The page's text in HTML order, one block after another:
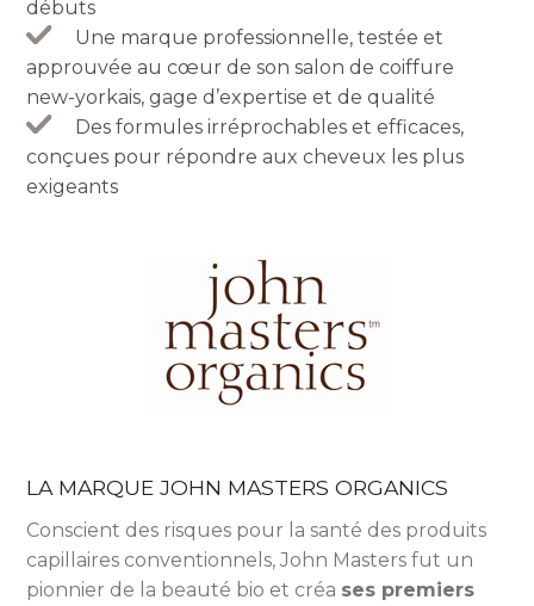
débuts
Une marque professionnelle, testée et
approuvée au cœur de son salon de coiffure
new-yorkais, gage d’expertise et de qualité
Des formules irréprochables et efficaces,
conçues pour répondre aux cheveux les plus
exigeants
LA MARQUE JOHN MASTERS ORGANICS
Conscient des risques pour la santé des produits
capillaires conventionnels, John Masters fut un
pionnier de la beauté bio et créa ses premiers